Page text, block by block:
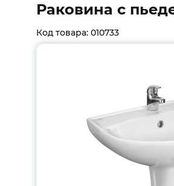
Раковина с
Код товара: 010733